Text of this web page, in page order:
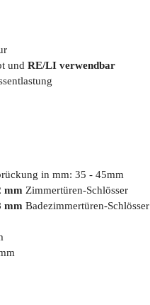
und RE/LI verwendbar
in mm: 35 - 45mm
mm Zimmertüren-Schlösser
mm Badezimmertüren-Schlösser